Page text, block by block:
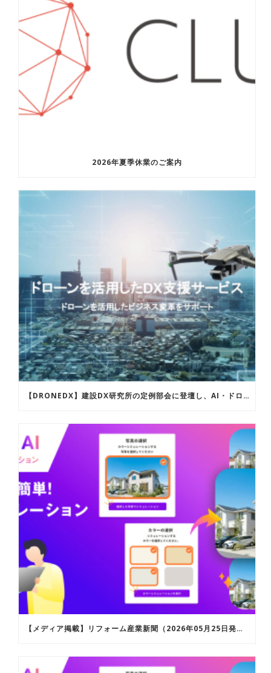
2026年夏季休業のご案内
【DRONEDX】建設DX研究所の定例部会に登壇し、AI・ドローンを活用した建設現場のDX化の取り組み事例についてご紹介しました
【メディア掲載】リフォーム産業新聞（2026年05月25日発行）およびリフォーム産業新聞ウェブサイトにて「ROOFERAI カラーシミュレーション」が紹介されました